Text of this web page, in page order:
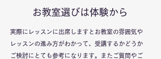
​お教室選びは体験から
実際にレッスンに出席しますとお教室の雰囲気や
レッスンの進み方がわかって、受講するかどうか
ご検討にとても参考になります。またご質問やご